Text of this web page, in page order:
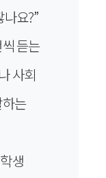
요?”
듣는
사회
는
생